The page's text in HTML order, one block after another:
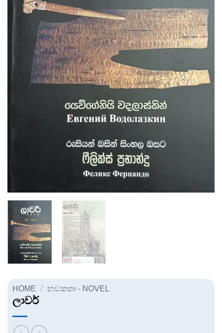
HOME / නවකතා - NOVEL
ලාවර්